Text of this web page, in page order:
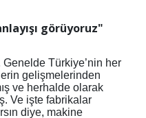
görüyoruz"
Türkiye’nin her
gelişmelerinden
ve herhalde olarak
Ve işte fabrikalar
diye, makine